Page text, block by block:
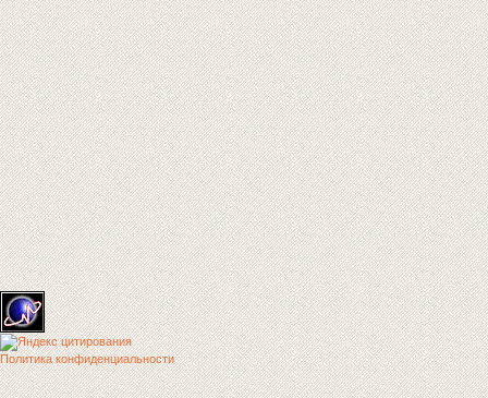
Политика конфиденциальности